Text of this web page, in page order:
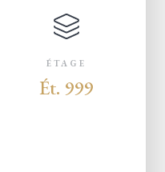
ÉTAGE
Ét. 999